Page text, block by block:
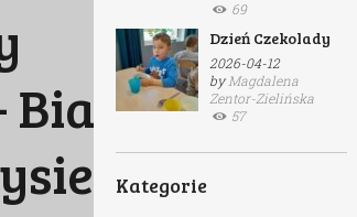
69
Dzień Czekolady
2026-04-12
byMagdalena
Zentor-Zielińska
57
Kategorie